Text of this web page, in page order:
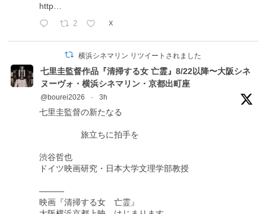
http…
2 X
横浜シネマリン リツイートされました
七里圭監督作品『清掃する女 亡霊』8/22以降〜大阪シネ
ヌーヴォ・横浜シネマリン・京都出町座
@bourei2026 · 3h
七里圭監督の新たなる
旅立ちに拍手を
渋谷哲也
ドイツ映画研究・日本大学文理学部教授
―――
映画『清掃する女 亡霊』